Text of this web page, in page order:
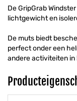
De GripGrab
lichtgewicht en
De muts biedt
perfect onder een
andere activiteiten in